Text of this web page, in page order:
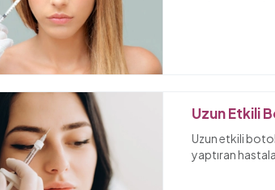
Uzun Etkili
Uzun etkili
yaptıran